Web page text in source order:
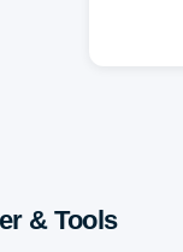
& Tools